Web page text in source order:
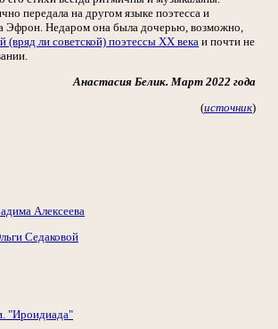
передала на другом языке поэтесса и
Эфрон. Недаром она была дочерью, возможно,
(вряд ли советской) поэтессы ХХ века и почти не
Анастасия Белик. Март 2022 года
(источник)
Алексеева
Седаковой
"Ироидиада"